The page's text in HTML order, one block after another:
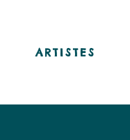
ARTISTES